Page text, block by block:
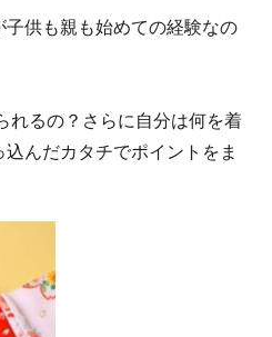
供も親も始めての経験なの
れるの？さらに自分は何を着
んだカタチでポイントをま